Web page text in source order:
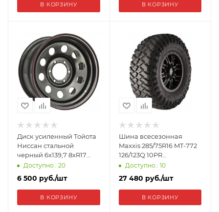
В КОРЗИНУ В КОРЗИНУ
Диск усиленный Тойота
Ниссан стальной
черный 6x139,7 8xR17
d110 ET+10 1780-
63910BL+10
Доступно.: 20
6 500 руб./шт
В КОРЗИНУ
Шина всесезонная
Maxxis 285/75R16 MT-772
126/123Q 10PR
ETL00442100
Доступно.: 10
27 480 руб./шт
В КОРЗИНУ